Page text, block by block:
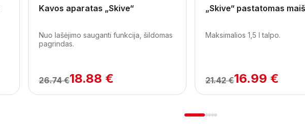
Kavos aparatas „Skive“
Nuo lašėjimo sauganti funkcija, šildomas
pagrindas.
26.74 €18.88 €
„Skive“ pastatomas
Maksimalios 1,5 l talpo.
21.42 €16.99 €
1 2345